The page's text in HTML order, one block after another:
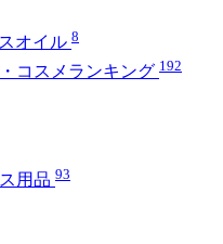
オイル 8
コスメランキング 192
用品 93